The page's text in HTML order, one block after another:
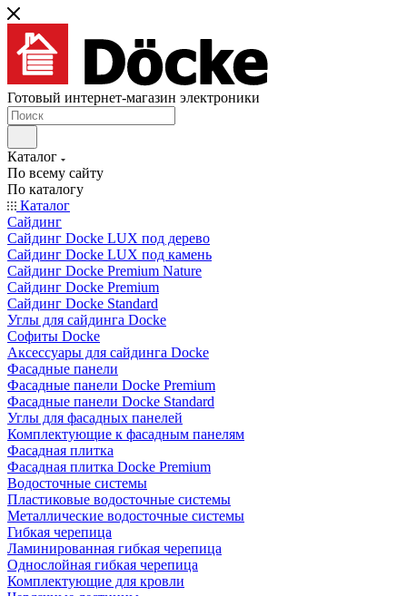
Готовый интернет-магазин электроники
Каталог
По всему сайту
По каталогу
Каталог
Сайдинг
Сайдинг Docke LUX под дерево
Сайдинг Docke LUX под камень
Сайдинг Docke Premium Nature
Сайдинг Docke Premium
Сайдинг Docke Standard
Углы для сайдинга Docke
Софиты Docke
Аксессуары для сайдинга Docke
Фасадные панели
Фасадные панели Docke Premium
Фасадные панели Docke Standard
Углы для фасадных панелей
Комплектующие к фасадным панелям
Фасадная плитка
Фасадная плитка Docke Premium
Водосточные системы
Пластиковые водосточные системы
Металлические водосточные системы
Гибкая черепица
Ламинированная гибкая черепица
Однослойная гибкая черепица
Комплектующие для кровли